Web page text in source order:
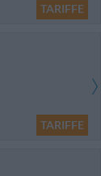
TARIFFE
TARIFFE